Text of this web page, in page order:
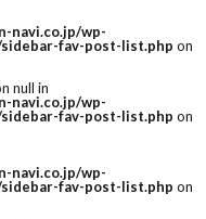
navi.co.jp/wp-
fav-post-list.php on
null in
navi.co.jp/wp-
fav-post-list.php on
navi.co.jp/wp-
fav-post-list.php on